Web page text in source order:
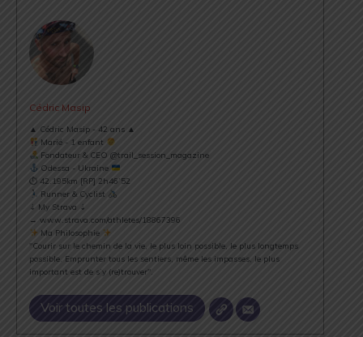
Cédric Masip
▲ Cédric Masip - 42 ans ▲
Marié - 1 enfant
Fondateur & CEO @trail_session_magazine
Odessa - Ukraine
⏱ 42.195km [RP] 2h46’52
Runner & Cyclist
⇣ My Strava ⇣
→ www.strava.com/athletes/18867396
Ma Philosophie
"Courir sur le chemin de la vie, le plus loin possible, le plus longtemps
possible. Emprunter tous les sentiers, même les impasses, le plus
important est de s’y (re)trouver".
Voir toutes les publications